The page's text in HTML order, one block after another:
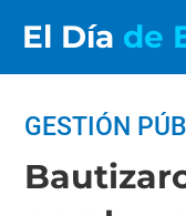
El Día de
GESTIÓN